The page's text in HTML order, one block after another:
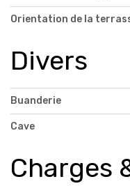
Orientation de la
Divers
Buanderie
Cave
Charges